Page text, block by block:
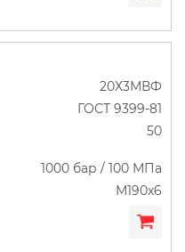
20Х3МВФ
ГОСТ 9399-81
50
1000 бар / 100 МПа
М190х6